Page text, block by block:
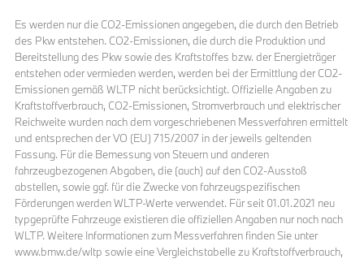
Es werden nur die CO2-Emissionen angegeben, die durch den Betrieb
des Pkw entstehen. CO2-Emissionen, die durch die Produktion und
Bereitstellung des Pkw sowie des Kraftstoffes bzw. der Energieträger
entstehen oder vermieden werden, werden bei der Ermittlung der CO2-
Emissionen gemäß WLTP nicht berücksichtigt. Offizielle Angaben zu
Kraftstoffverbrauch, CO2-Emissionen, Stromverbrauch und elektrischer
Reichweite wurden nach dem vorgeschriebenen Messverfahren ermittelt
und entsprechen der VO (EU) 715/2007 in der jeweils geltenden
Fassung. Für die Bemessung von Steuern und anderen
fahrzeugbezogenen Abgaben, die (auch) auf den CO2-Ausstoß
abstellen, sowie ggf. für die Zwecke von fahrzeugspezifischen
Förderungen werden WLTP-Werte verwendet. Für seit 01.01.2021 neu
typgeprüfte Fahrzeuge existieren die offiziellen Angaben nur noch nach
WLTP. Weitere Informationen zum Messverfahren finden Sie unter
www.bmw.de/wltp sowie eine Vergleichstabelle zu Kraftstoffverbrauch,